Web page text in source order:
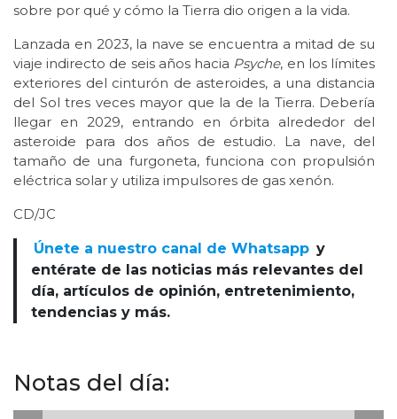
sobre por qué y cómo la Tierra dio origen a la vida.
Lanzada en 2023, la nave se encuentra a mitad de su
viaje indirecto de seis años hacia Psyche, en los límites
exteriores del cinturón de asteroides, a una distancia
del Sol tres veces mayor que la de la Tierra. Debería
llegar en 2029, entrando en órbita alrededor del
asteroide para dos años de estudio. La nave, del
tamaño de una furgoneta, funciona con propulsión
eléctrica solar y utiliza impulsores de gas xenón.
CD/JC
Únete a nuestro canal de Whatsapp y
entérate de las noticias más relevantes del
día, artículos de opinión, entretenimiento,
tendencias y más.
Notas del día: